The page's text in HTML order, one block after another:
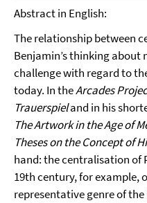
Abstract in English:
The relationship between
Benjamin’s thinking about
challenge with regard to
today. In theArcades
Trauerspieland in his
The Artwork in the Age of
Theses on the Concept of
hand: the centralisation of
19th century, for example,
representative genre of